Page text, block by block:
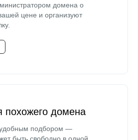
домена о
цене и организуют
похожего домена
удобным подбором —